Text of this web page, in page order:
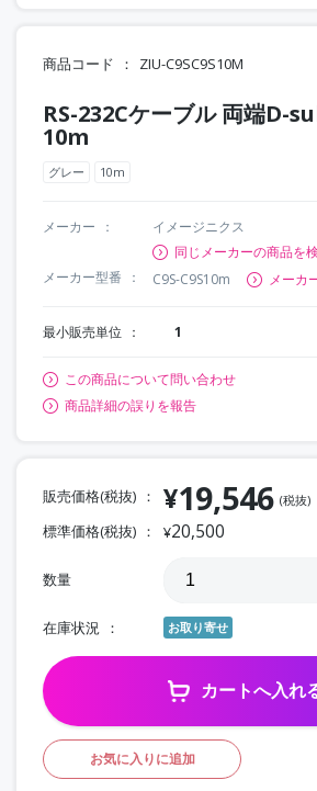
商品コード ZIU-C9SC9S10M
RS-232Cケーブル 両端D-
10m
グレー 10m
メーカー
イメージニクス
同じメーカーの商品を
メーカー型番
C9S-C9S10m メーカ
最小販売単位 1
この商品について問い合わせ
商品詳細の誤りを報告
販売価格(税抜) ¥19,546 (税抜)
標準価格(税抜) ¥20,500
数量
在庫状況 お取り寄せ
カートへ入れ
お気に入りに追加